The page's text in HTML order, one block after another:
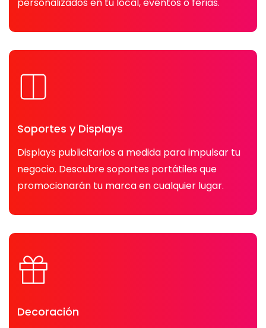
Soportes y Displays
Displays publicitarios a medida para impulsar tu
negocio. Descubre soportes portátiles que
promocionarán tu marca en cualquier lugar.
Decoración